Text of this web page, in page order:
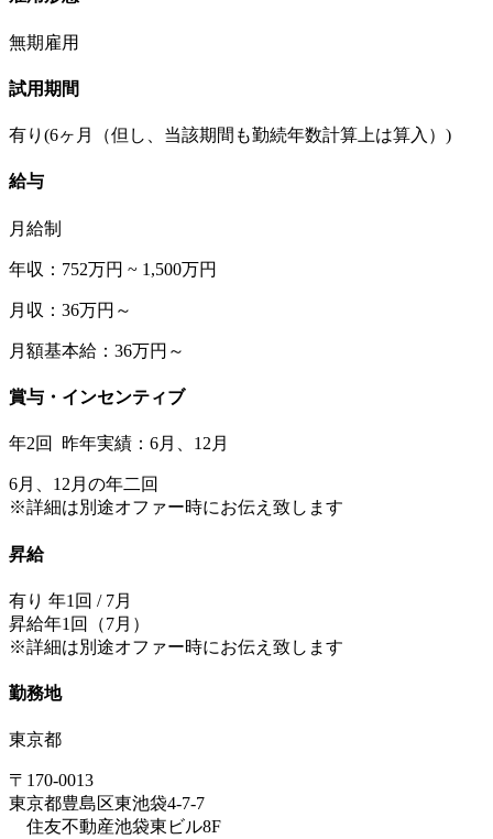
無期雇用
試用期間
有り(6ヶ月（但し、当該期間も勤続年数計算上は算入）)
給与
月給制
年収：752万円 ~ 1,500万円
月収：36万円～
月額基本給：36万円～
賞与・インセンティブ
年2回 昨年実績：6月、12月
6月、12月の年二回
※詳細は別途オファー時にお伝え致します
昇給
有り 年1回 / 7月
昇給年1回（7月）
※詳細は別途オファー時にお伝え致します
勤務地
東京都
〒170-0013
東京都豊島区東池袋4-7-7
住友不動産池袋東ビル8F